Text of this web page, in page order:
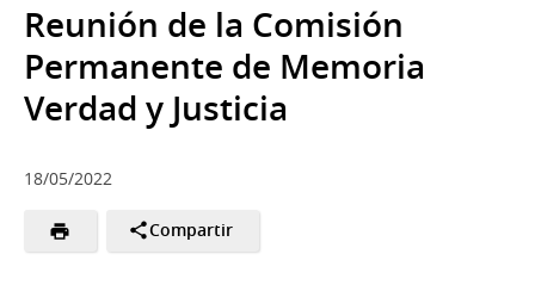
Reunión de la Comisión
Permanente de Memoria
Verdad y Justicia
18/05/2022
Compartir